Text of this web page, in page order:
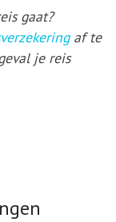
gaat?
af te
je reis